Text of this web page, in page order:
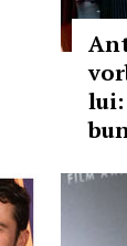
lui: